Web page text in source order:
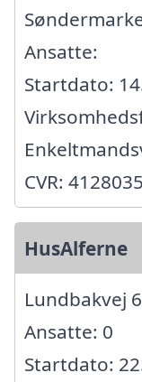
Ansatte:
Startdato:
CVR:
HusAlferne
Lundbakvej
Ansatte: 0
Startdato: